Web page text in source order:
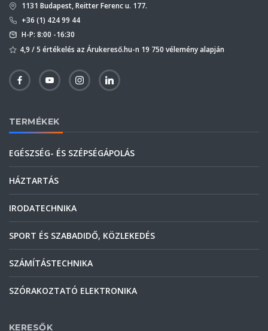
1131 Budapest, Reitter Ferenc u. 177.
+36 (1) 424 99 44
H-P: 8:00 -16:30
4,9 / 5 értékelés az Árukereső.hu-n 19 750 vélemény alapján
TERMÉKEK
EGÉSZSÉG- ÉS SZÉPSÉGÁPOLÁS
HÁZTARTÁS
IRODATECHNIKA
SPORT ÉS SZABADIDŐ, KÖZLEKEDÉS
SZÁMÍTÁSTECHNIKA
SZÓRAKOZTATÓ ELEKTRONIKA
KERESŐK